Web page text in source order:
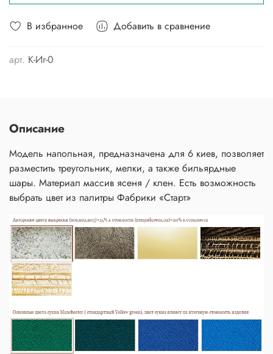
В избранное Добавить в сравнение
арт. К-Иг-0
Описание
Модель напольная, предназначена для 6 киев, позволяет
разместить треугольник, мелки, а также бильярдные
шары. Материал массив ясеня / клен. Есть возможность
выбрать цвет из палитры Фабрики «Старт»